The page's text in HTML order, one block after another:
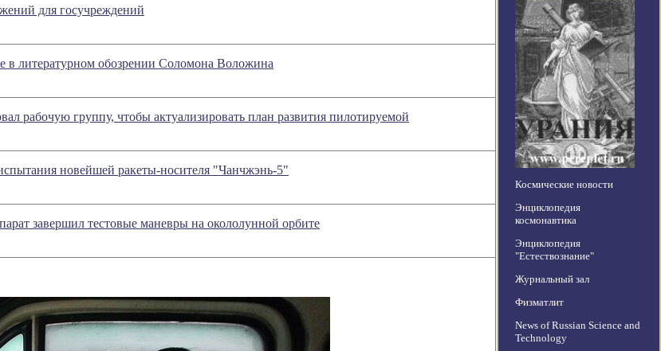
для госучреждений
в литературном обозрении Соломона Воложина
рабочую группу, чтобы актуализировать план развития пилотируемой
новейшей ракеты-носителя "Чанчжэнь-5"
завершил тестовые маневры на окололунной орбите
Космические новости
Энциклопедия
космонавтика
Энциклопедия
"Естествознание"
Журнальный зал
Физматлит
News of Russian Science and
Technology